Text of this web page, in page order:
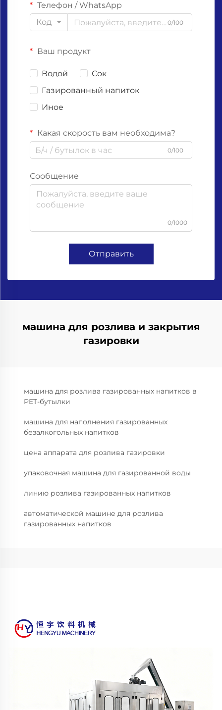
Телефон / WhatsApp
Код
0/100
Ваш продукт
Водой
Сок
Газированный напиток
Иное
Какая скорость вам необходима?
0/100
Сообщение
0/1000
Отправить
машина для розлива и закрытия
газировки
машина для розлива газированных напитков в
PET-бутылки
машина для наполнения газированных
безалкогольных напитков
цена аппарата для розлива газировки
упаковочная машина для газированной воды
линию розлива газированных напитков
автоматической машине для розлива
газированных напитков